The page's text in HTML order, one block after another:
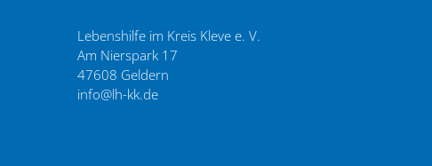
Lebenshilfe im Kreis Kleve e. V.
Am Nierspark 17
47608 Geldern
info@lh-kk.de